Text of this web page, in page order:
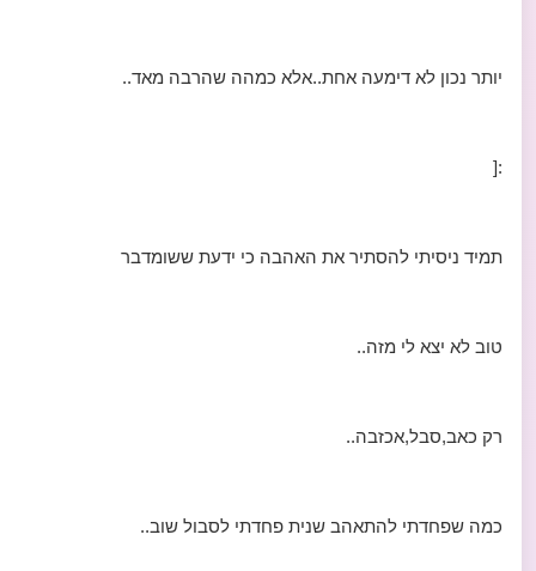
יותר נכון לא דימעה אחת..אלא כמהה שהרבה מאד..
:[
תמיד ניסיתי להסתיר את האהבה כי ידעת ששומדבר
טוב לא יצא לי מזה..
רק כאב,סבל,אכזבה..
כמה שפחדתי להתאהב שנית פחדתי לסבול שוב..